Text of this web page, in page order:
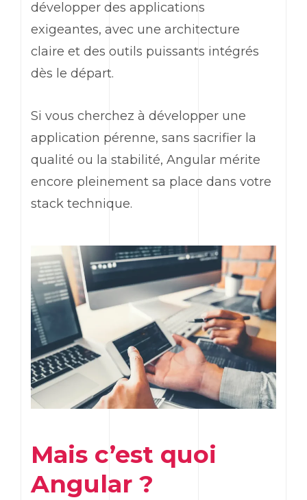
développer des applications
exigeantes, avec une architecture
claire et des outils puissants intégrés
dès le départ.
Si vous cherchez à développer une
application pérenne, sans sacrifier la
qualité ou la stabilité, Angular mérite
encore pleinement sa place dans votre
stack technique.
Mais c’est quoi
Angular ?